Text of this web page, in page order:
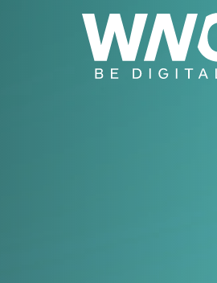
Cookies management panel